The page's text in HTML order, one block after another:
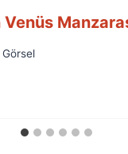
Venüs
Görsel